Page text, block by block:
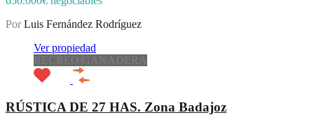
Por Luis Fernández Rodríguez
Ver propiedad
RECREO/GANADERA
RÚSTICA DE 27 HAS. Zona Badajoz